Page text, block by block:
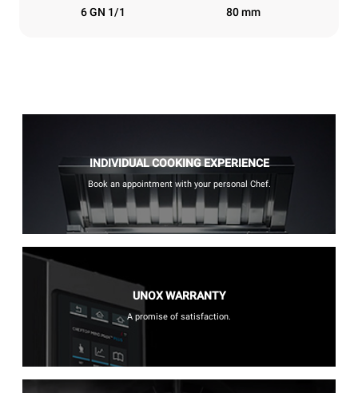
6 GN 1/1 80 mm
INDIVIDUAL COOKING EXPERIENCE
Book an appointment with your personal Chef.
UNOX WARRANTY
A promise of satisfaction.